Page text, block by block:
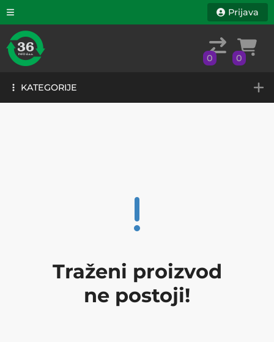
KATEGORIJE
Prijava
0 0
KATEGORIJE
Traženi proizvod
ne postoji!